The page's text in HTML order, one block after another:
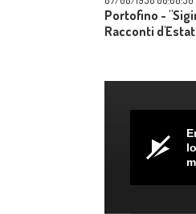
Portofino -
Racconti